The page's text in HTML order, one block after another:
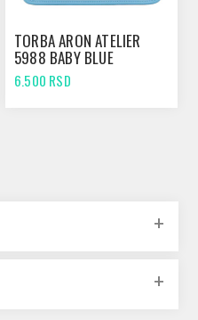
TORBA ARON ATELIER
5988 BABY BLUE
6.500 RSD